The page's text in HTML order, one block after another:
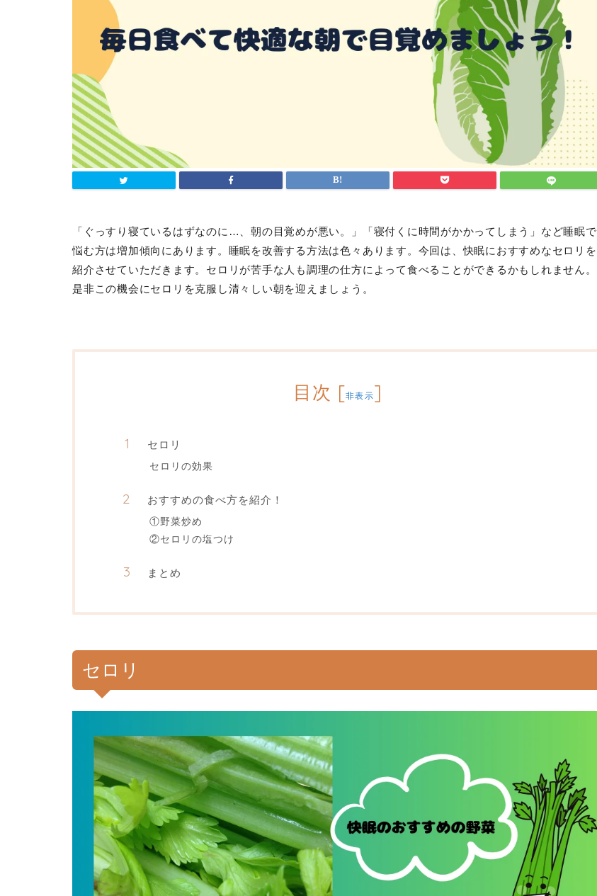
「ぐっすり寝ているはずなのに…、朝の目覚めが悪い。」「寝付くに時間がかかってしまう」など睡眠で
悩む方は増加傾向にあります。睡眠を改善する方法は色々あります。今回は、快眠におすすめなセロリを
紹介させていただきます。セロリが苦手な人も調理の仕方によって食べることができるかもしれません。
是非この機会にセロリを克服し清々しい朝を迎えましょう。
目次 [非表示]
セロリ
セロリの効果
おすすめの食べ方を紹介！
①野菜炒め
②セロリの塩つけ
まとめ
セロリ